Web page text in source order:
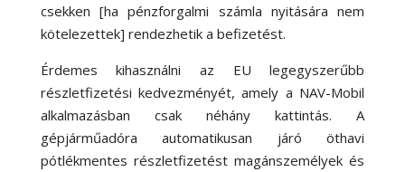
csekken [ha pénzforgalmi számla nyitására nem
kötelezettek] rendezhetik a befizetést.
Érdemes kihasználni az EU legegyszerűbb
részletfizetési kedvezményét, amely a NAV-Mobil
alkalmazásban csak néhány kattintás. A
gépjárműadóra automatikusan járó öthavi
pótlékmentes részletfizetést magánszemélyek és